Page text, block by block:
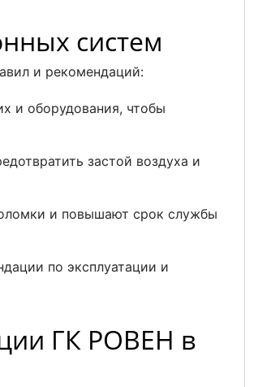
систем
и рекомендаций:
и оборудования, чтобы
застой воздуха и
и повышают срок службы
по эксплуатации и
ГК РОВЕН в